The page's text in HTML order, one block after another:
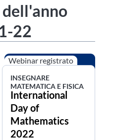
22
Webinar registrato
INSEGNARE
MATEMATICA E FISICA
International
Day of
Mathematics
2022